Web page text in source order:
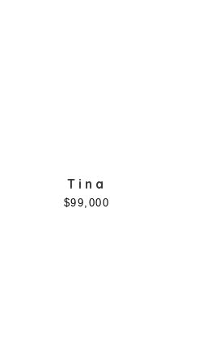
Cuadrada (12)
Geométrico(3)
Tina
$99,000